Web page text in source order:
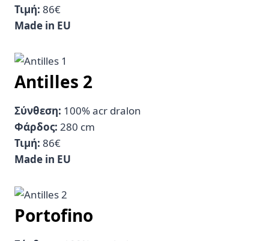
Τιμή: 86€
Made in EU
Antilles 2
Σύνθεση: 100% acr dralon
Φάρδος: 280 cm
Τιμή: 86€
Made in EU
Portofino